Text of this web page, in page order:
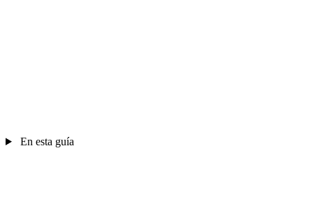
En esta guía